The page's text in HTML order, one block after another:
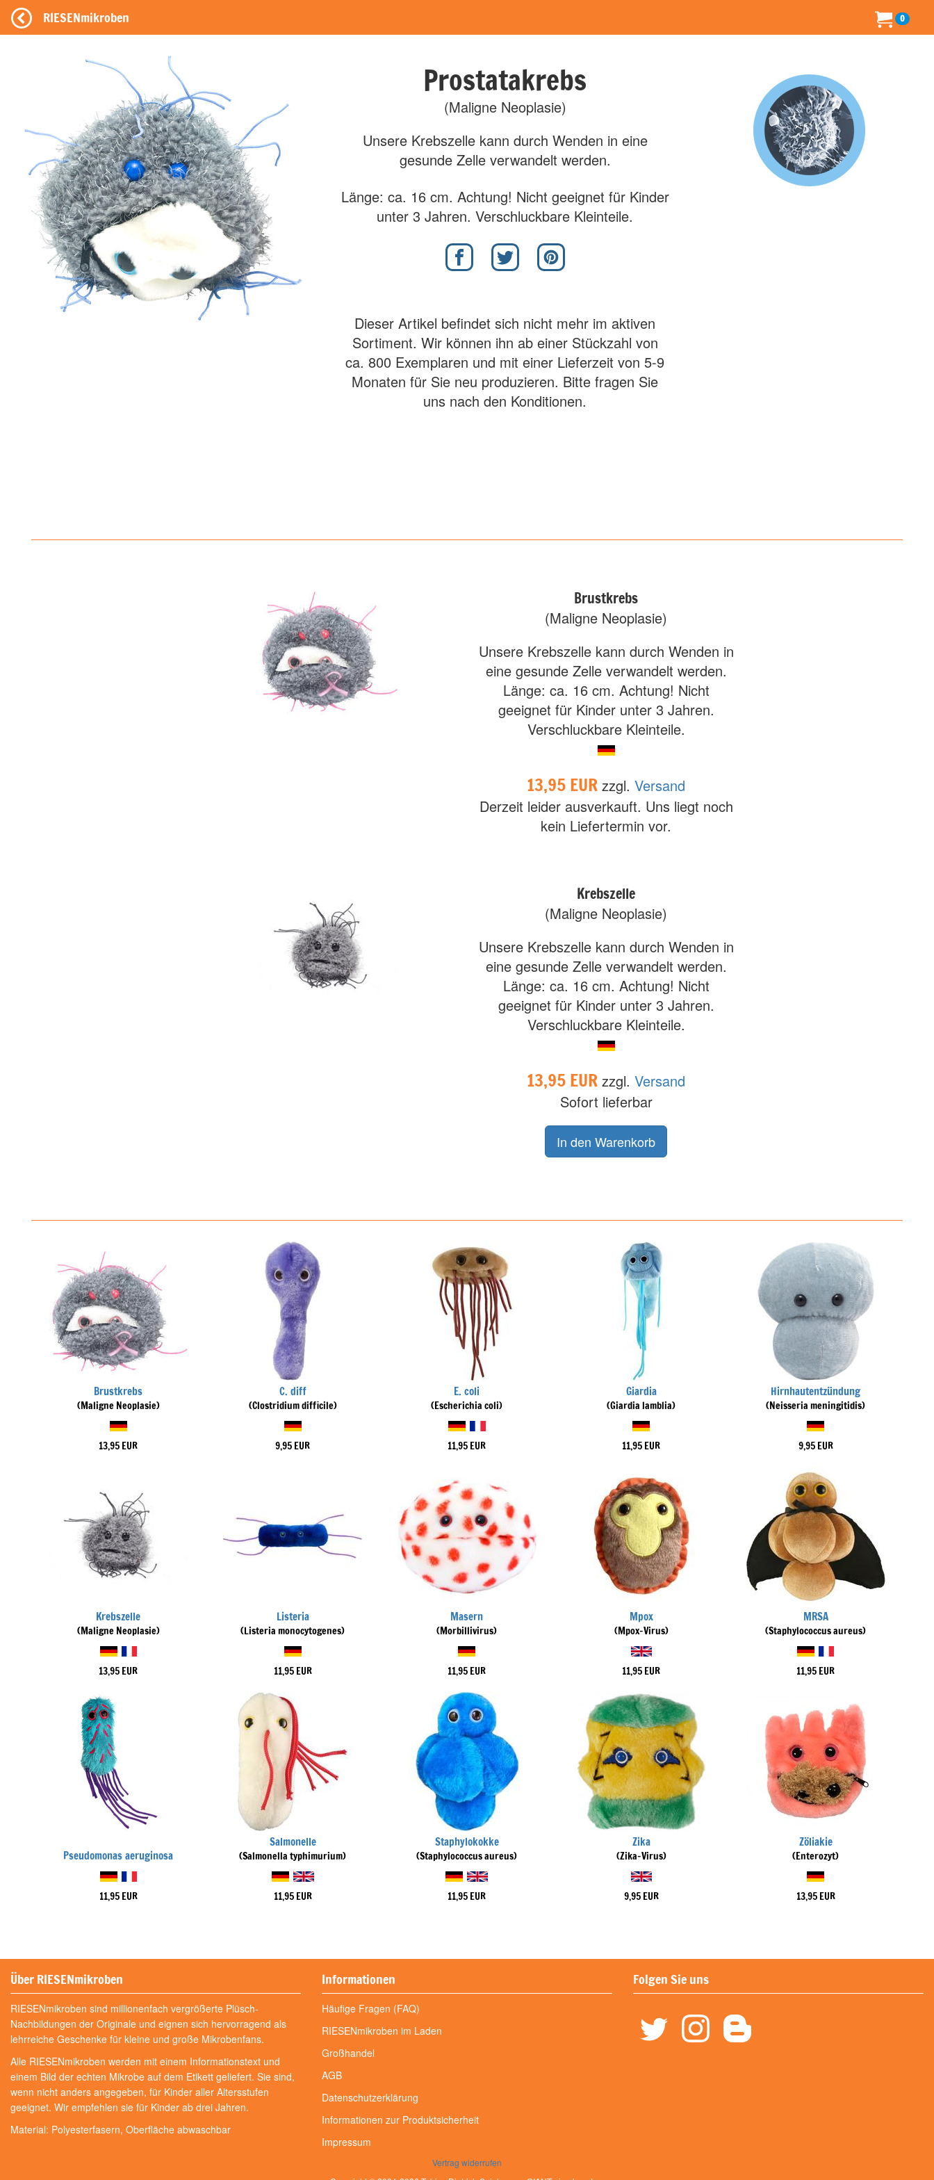
RIESENmikroben 0
Prostatakrebs
(Maligne Neoplasie)
Unsere Krebszelle kann durch Wenden in eine
gesunde Zelle verwandelt werden.
Länge: ca. 16 cm. Achtung! Nicht geeignet für Kinder
unter 3 Jahren. Verschluckbare Kleinteile.
Dieser Artikel befindet sich nicht mehr im aktiven
Sortiment. Wir können ihn ab einer Stückzahl von
ca. 800 Exemplaren und mit einer Lieferzeit von 5-9
Monaten für Sie neu produzieren. Bitte fragen Sie
uns nach den Konditionen.
Brustkrebs
(Maligne Neoplasie)
Unsere Krebszelle kann durch Wenden in
eine gesunde Zelle verwandelt werden.
Länge: ca. 16 cm. Achtung! Nicht
geeignet für Kinder unter 3 Jahren.
Verschluckbare Kleinteile.
13,95 EUR zzgl. Versand
Derzeit leider ausverkauft. Uns liegt noch
kein Liefertermin vor.
Krebszelle
(Maligne Neoplasie)
Unsere Krebszelle kann durch Wenden in
eine gesunde Zelle verwandelt werden.
Länge: ca. 16 cm. Achtung! Nicht
geeignet für Kinder unter 3 Jahren.
Verschluckbare Kleinteile.
13,95 EUR zzgl. Versand
Sofort lieferbar
Brustkrebs
(Maligne Neoplasie)
13,95 EUR
C. diff
(Clostridium difficile)
9,95 EUR
E. coli
(Escherichia coli)
11,95 EUR
Giardia
(Giardia lamblia)
11,95 EUR
Hirnhautentzündung
(Neisseria meningitidis)
9,95 EUR
Krebszelle
(Maligne Neoplasie)
13,95 EUR
Listeria
(Listeria monocytogenes)
11,95 EUR
Masern
(Morbillivirus)
11,95 EUR
Mpox
(Mpox-Virus)
11,95 EUR
MRSA
(Staphylococcus aureus)
11,95 EUR
Pseudomonas aeruginosa
11,95 EUR
Salmonelle
(Salmonella typhimurium)
11,95 EUR
Staphylokokke
(Staphylococcus aureus)
11,95 EUR
Zika
(Zika-Virus)
9,95 EUR
Zöliakie
(Enterozyt)
13,95 EUR
Über RIESENmikroben
RIESENmikroben sind millionenfach vergrößerte Plüsch-
Nachbildungen der Originale und eignen sich hervorragend als
lehrreiche Geschenke für kleine und große Mikrobenfans.
Alle RIESENmikroben werden mit einem Informationstext und
einem Bild der echten Mikrobe auf dem Etikett geliefert. Sie sind,
wenn nicht anders angegeben, für Kinder aller Altersstufen
geeignet. Wir empfehlen sie für Kinder ab drei Jahren.
Material: Polyesterfasern, Oberfläche abwaschbar
Informationen
Häufige Fragen (FAQ)
RIESENmikroben im Laden
Großhandel
AGB
Datenschutzerklärung
Informationen zur Produktsicherheit
Impressum
Folgen Sie uns
Vertrag widerrufen